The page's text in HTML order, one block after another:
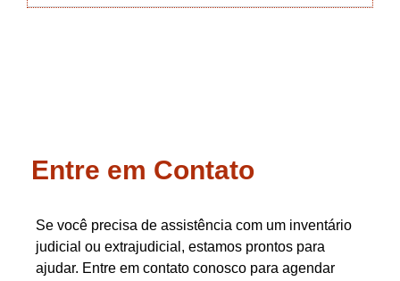
Entre em Contato
Se você precisa de assistência com um inventário
judicial ou extrajudicial, estamos prontos para
ajudar. Entre em contato conosco para agendar